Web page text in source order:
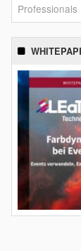
Professionals